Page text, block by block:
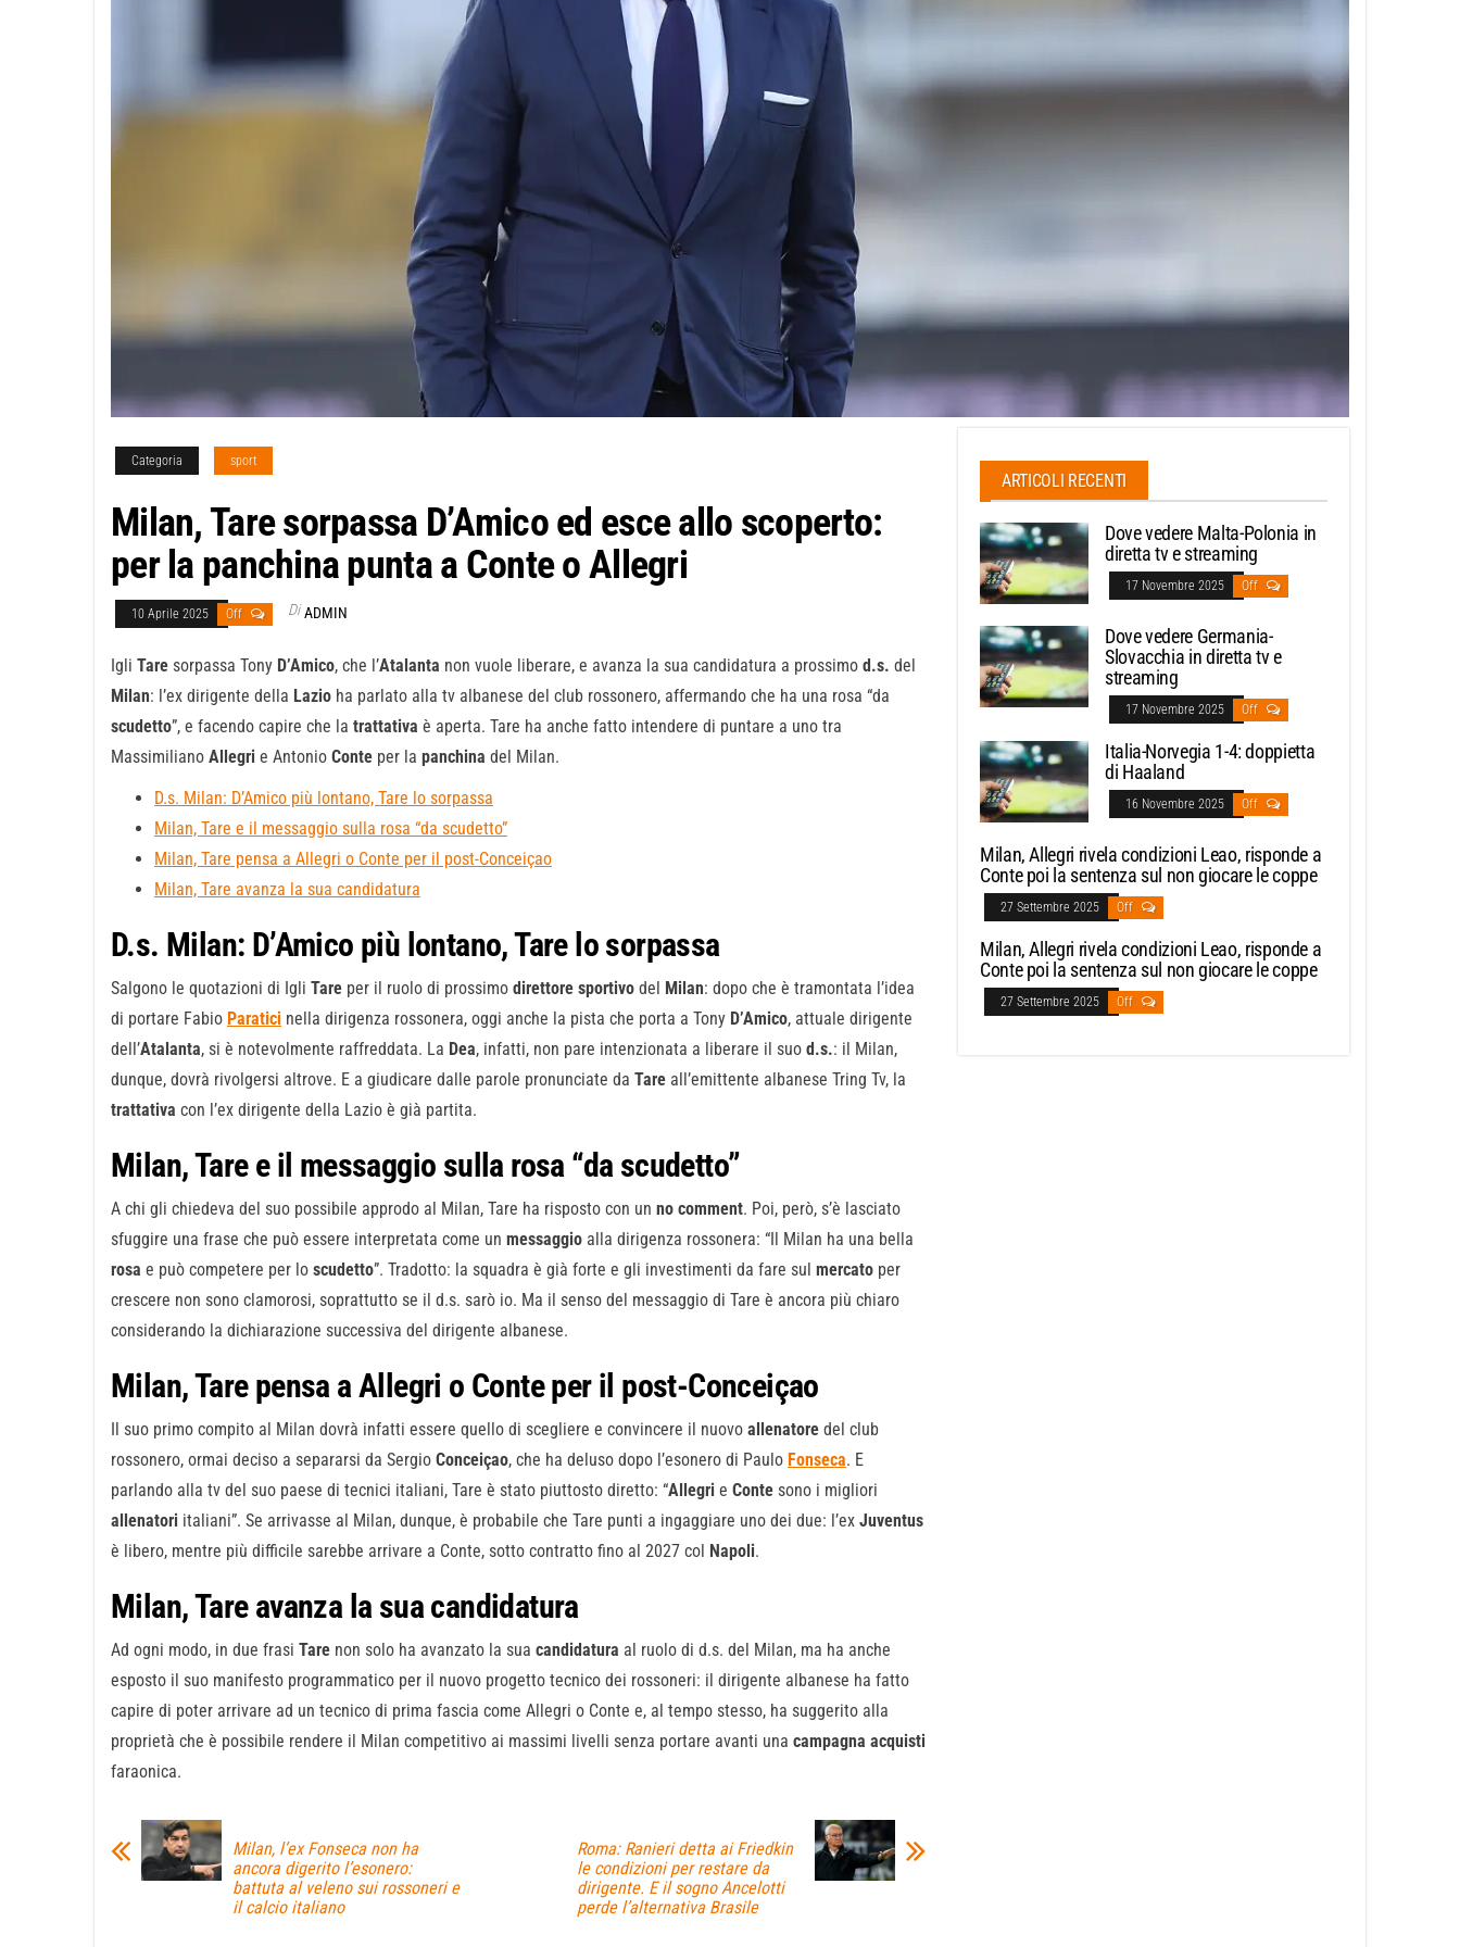
Categoria sport
Milan, Tare sorpassa D’Amico ed esce allo scoperto:
per la panchina punta a Conte o Allegri
10 Aprile 2025 Off Di ADMIN
Igli Tare sorpassa Tony D’Amico, che l’Atalanta non vuole liberare, e avanza la sua candidatura a prossimo d.s. del
Milan: l’ex dirigente della Lazio ha parlato alla tv albanese del club rossonero, affermando che ha una rosa “da
scudetto”, e facendo capire che la trattativa è aperta. Tare ha anche fatto intendere di puntare a uno tra
Massimiliano Allegri e Antonio Conte per la panchina del Milan.
D.s. Milan: D’Amico più lontano, Tare lo sorpassa
Milan, Tare e il messaggio sulla rosa “da scudetto”
Milan, Tare pensa a Allegri o Conte per il post-Conceiçao
Milan, Tare avanza la sua candidatura
D.s. Milan: D’Amico più lontano, Tare lo sorpassa
Salgono le quotazioni di Igli Tare per il ruolo di prossimo direttore sportivo del Milan: dopo che è tramontata l’idea
di portare Fabio Paratici nella dirigenza rossonera, oggi anche la pista che porta a Tony D’Amico, attuale dirigente
dell’Atalanta, si è notevolmente raffreddata. La Dea, infatti, non pare intenzionata a liberare il suo d.s.: il Milan,
dunque, dovrà rivolgersi altrove. E a giudicare dalle parole pronunciate da Tare all’emittente albanese Tring Tv, la
trattativa con l’ex dirigente della Lazio è già partita.
Milan, Tare e il messaggio sulla rosa “da scudetto”
A chi gli chiedeva del suo possibile approdo al Milan, Tare ha risposto con un no comment. Poi, però, s’è lasciato
sfuggire una frase che può essere interpretata come un messaggio alla dirigenza rossonera: “Il Milan ha una bella
rosa e può competere per lo scudetto”. Tradotto: la squadra è già forte e gli investimenti da fare sul mercato per
crescere non sono clamorosi, soprattutto se il d.s. sarò io. Ma il senso del messaggio di Tare è ancora più chiaro
considerando la dichiarazione successiva del dirigente albanese.
Milan, Tare pensa a Allegri o Conte per il post-Conceiçao
Il suo primo compito al Milan dovrà infatti essere quello di scegliere e convincere il nuovo allenatore del club
rossonero, ormai deciso a separarsi da Sergio Conceiçao, che ha deluso dopo l’esonero di Paulo Fonseca. E
parlando alla tv del suo paese di tecnici italiani, Tare è stato piuttosto diretto: “Allegri e Conte sono i migliori
allenatori italiani”. Se arrivasse al Milan, dunque, è probabile che Tare punti a ingaggiare uno dei due: l’ex Juventus
è libero, mentre più difficile sarebbe arrivare a Conte, sotto contratto fino al 2027 col Napoli.
Milan, Tare avanza la sua candidatura
Ad ogni modo, in due frasi Tare non solo ha avanzato la sua candidatura al ruolo di d.s. del Milan, ma ha anche
esposto il suo manifesto programmatico per il nuovo progetto tecnico dei rossoneri: il dirigente albanese ha fatto
capire di poter arrivare ad un tecnico di prima fascia come Allegri o Conte e, al tempo stesso, ha suggerito alla
proprietà che è possibile rendere il Milan competitivo ai massimi livelli senza portare avanti una campagna acquisti
faraonica.
Milan, l’ex Fonseca non ha
ancora digerito l’esonero:
battuta al veleno sui rossoneri e
il calcio italiano
Roma: Ranieri detta ai Friedkin
le condizioni per restare da
dirigente. E il sogno Ancelotti
perde l’alternativa Brasile
ARTICOLI RECENTI
Dove vedere Malta-Polonia in
diretta tv e streaming
17 Novembre 2025 Off
Dove vedere Germania-
Slovacchia in diretta tv e
streaming
17 Novembre 2025 Off
Italia-Norvegia 1-4: doppietta
di Haaland
16 Novembre 2025 Off
Milan, Allegri rivela condizioni Leao, risponde a
Conte poi la sentenza sul non giocare le coppe
27 Settembre 2025 Off
Milan, Allegri rivela condizioni Leao, risponde a
Conte poi la sentenza sul non giocare le coppe
27 Settembre 2025 Off